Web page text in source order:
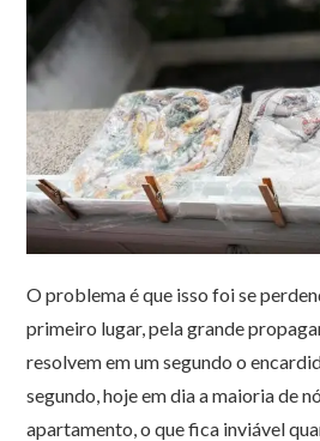
O problema é que isso foi se
primeiro lugar, pela grande
resolvem em um segundo o
segundo, hoje em dia a maioria de
apartamento, o que fica inviável